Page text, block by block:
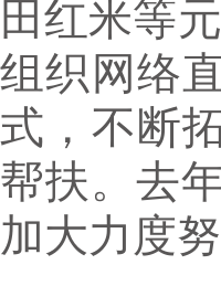
田红米等
组织网络
式，不断
帮扶。去
加大力度